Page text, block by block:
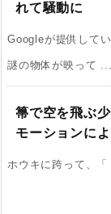
れて騒動に
Googleが提供して
謎の物体が映って ...
箒で空を飛ぶ
モーションに
ホウキに跨って、